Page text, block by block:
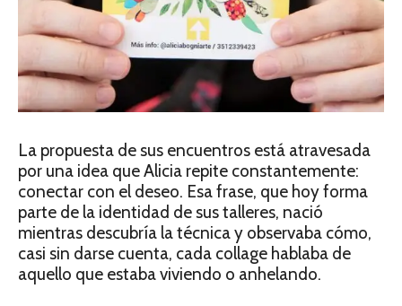
La propuesta de sus encuentros está atravesada
por una idea que Alicia repite constantemente:
conectar con el deseo. Esa frase, que hoy forma
parte de la identidad de sus talleres, nació
mientras descubría la técnica y observaba cómo,
casi sin darse cuenta, cada collage hablaba de
aquello que estaba viviendo o anhelando.